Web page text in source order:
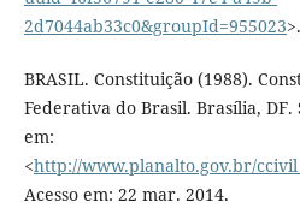
2d7044ab33c0&groupId=955023
BRASIL. Constituição (1988).
Federativa do Brasil. Brasília, DF.
em:
<http://www.planalto.gov.br/
Acesso em: 22 mar. 2014.